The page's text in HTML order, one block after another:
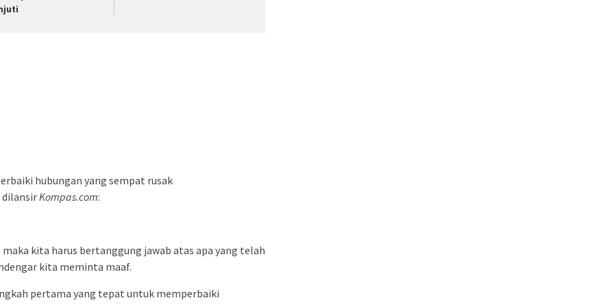
hubungan yang sempat rusak
dilansirKompas.com:
kita harus bertanggung jawab atas apa yang telah
kita meminta maaf.
pertama yang tepat untuk memperbaiki